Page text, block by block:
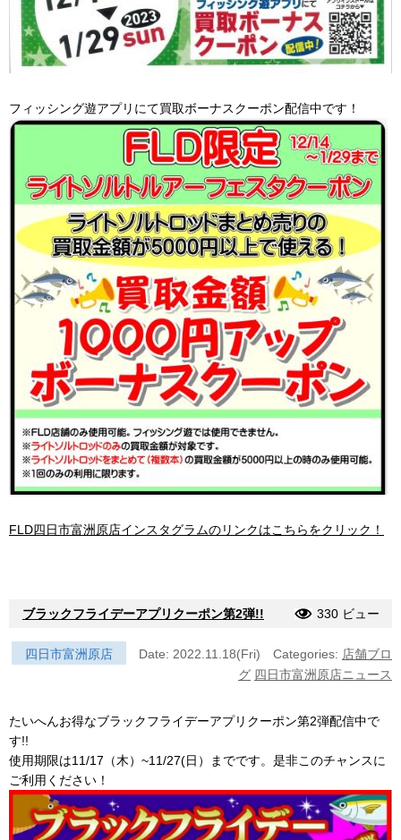
フィッシング遊アプリにて買取ボーナスクーポン配信中です！
FLD四日市富洲原店インスタグラムのリンクはこちらをクリック！
ブラックフライデーアプリクーポン第2弾!! 330 ビュー
四日市富洲原店 Date: 2022.11.18(Fri) Categories: 店舗ブロ
グ 四日市富洲原店ニュース
たいへんお得なブラックフライデーアプリクーポン第2弾配信中で
す!!
使用期限は11/17（木）~11/27(日）までです。是非このチャンスに
ご利用ください！